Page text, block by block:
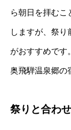
ら朝日を拝むこ
しますが、祭
がおすすめです
奥飛騨温泉郷の
祭りと合わ